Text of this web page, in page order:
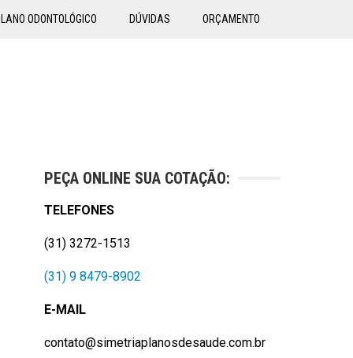
ODONTOLÓGICO DÚVIDAS ORÇAMENTO
PEÇA ONLINE SUA COTAÇÃO:
TELEFONES
(31) 3272-1513
(31) 9 8479-8902
E-MAIL
contato@simetriaplanosdesaude.com.br